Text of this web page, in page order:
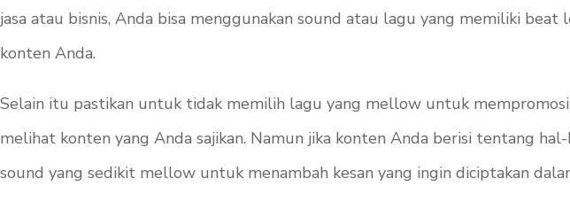
jasa atau bisnis, Anda bisa menggunakan sound atau lagu yang memiliki beat
konten Anda.
Selain itu pastikan untuk tidak memilih lagu yang mellow untuk
melihat konten yang Anda sajikan. Namun jika konten Anda berisi tentang
sound yang sedikit mellow untuk menambah kesan yang ingin diciptakan